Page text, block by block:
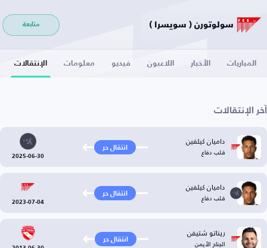
سولوتورن ( سويسرا ) متابعة
المباريات الأخبار اللاعبون فيديو معلومات الإنتقالات
آخر الإنتقالات
داميان كيلفين
قلب دفاع انتقال حر
2025-06-30
داميان كيلفين
قلب دفاع انتقال حر
2023-07-04
ريناتو شتيفن
الجناح الأيمن انتقال حر